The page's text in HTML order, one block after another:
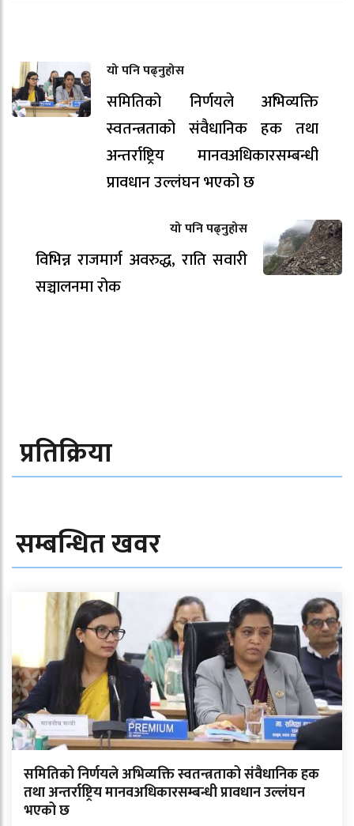
यो पनि पढ्नुहोस
समितिको निर्णयले अभिव्यक्ति
स्वतन्त्रताको संवैधानिक हक तथा
अन्तर्राष्ट्रिय मानवअधिकारसम्बन्धी
प्रावधान उल्लंघन भएको छ
यो पनि पढ्नुहोस
विभिन्न राजमार्ग अवरुद्ध, राति सवारी
सञ्चालनमा रोक
प्रतिक्रिया
सम्बन्धित खवर
समितिको निर्णयले अभिव्यक्ति स्वतन्त्रताको संवैधानिक हक
तथा अन्तर्राष्ट्रिय मानवअधिकारसम्बन्धी प्रावधान उल्लंघन
भएको छ